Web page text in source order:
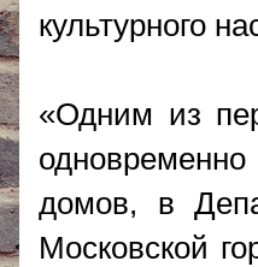
культурного
«Одним из
домов, в
Московской